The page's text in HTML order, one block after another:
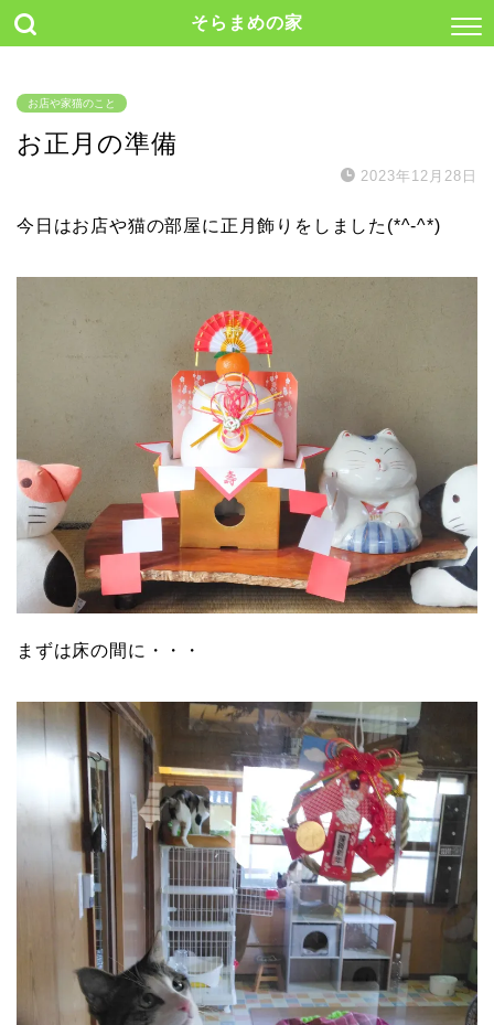
そらまめの家
お店や家猫のこと
お正月の準備
2023年12月28日
今日はお店や猫の部屋に正月飾りをしました(*^-^*)
まずは床の間に・・・